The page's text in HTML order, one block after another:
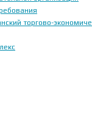
торгово-